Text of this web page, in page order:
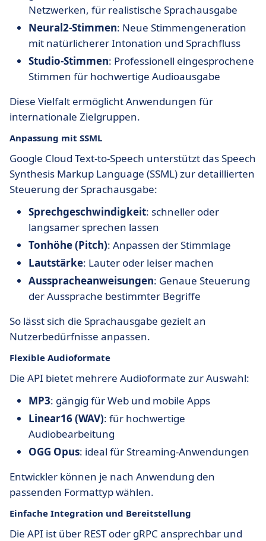
Netzwerken, für realistische Sprachausgabe
Neural2-Stimmen: Neue Stimmengeneration
mit natürlicherer Intonation und Sprachfluss
Studio-Stimmen: Professionell eingesprochene
Stimmen für hochwertige Audioausgabe
Diese Vielfalt ermöglicht Anwendungen für
internationale Zielgruppen.
Anpassung mit SSML
Google Cloud Text-to-Speech unterstützt das Speech
Synthesis Markup Language (SSML) zur detaillierten
Steuerung der Sprachausgabe:
Sprechgeschwindigkeit: schneller oder
langsamer sprechen lassen
Tonhöhe (Pitch): Anpassen der Stimmlage
Lautstärke: Lauter oder leiser machen
Ausspracheanweisungen: Genaue Steuerung
der Aussprache bestimmter Begriffe
So lässt sich die Sprachausgabe gezielt an
Nutzerbedürfnisse anpassen.
Flexible Audioformate
Die API bietet mehrere Audioformate zur Auswahl:
MP3: gängig für Web und mobile Apps
Linear16 (WAV): für hochwertige
Audiobearbeitung
OGG Opus: ideal für Streaming-Anwendungen
Entwickler können je nach Anwendung den
passenden Formattyp wählen.
Einfache Integration und Bereitstellung
Die API ist über REST oder gRPC ansprechbar und